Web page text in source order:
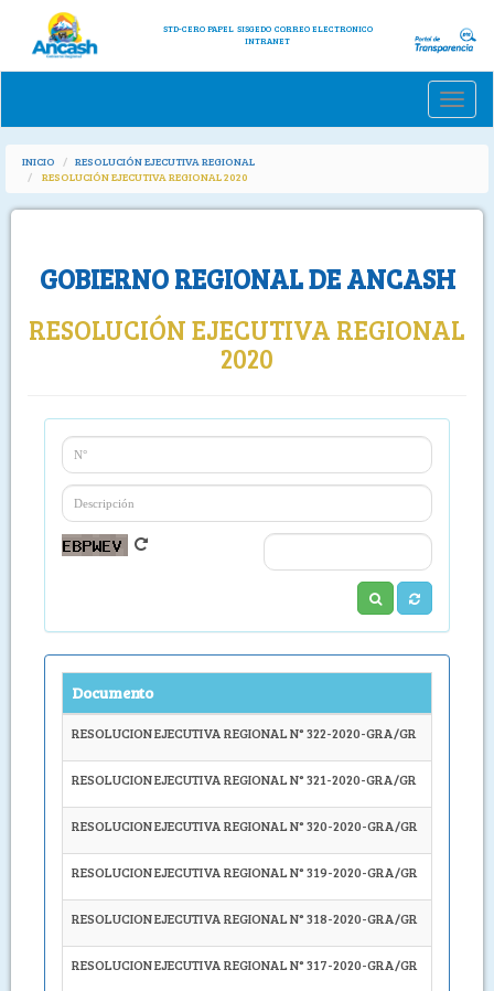
STD-CERO PAPEL SISGEDO CORREO ELECTRONICO
INTRANET
Toggle
INICIO
RESOLUCIÓN EJECUTIVA REGIONAL
RESOLUCIÓN EJECUTIVA REGIONAL 2020
GOBIERNO REGIONAL DE ANCASH
RESOLUCIÓN EJECUTIVA REGIONAL
2020
Documento
RESOLUCION EJECUTIVA REGIONAL N° 322-2020-GRA/GR
RESOLUCION EJECUTIVA REGIONAL N° 321-2020-GRA/GR
RESOLUCION EJECUTIVA REGIONAL N° 320-2020-GRA/GR
RESOLUCION EJECUTIVA REGIONAL N° 319-2020-GRA/GR
RESOLUCION EJECUTIVA REGIONAL N° 318-2020-GRA/GR
RESOLUCION EJECUTIVA REGIONAL N° 317-2020-GRA/GR